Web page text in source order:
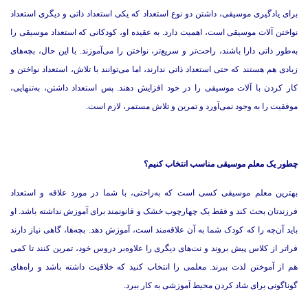
برای یادگیری موسیقی، داشتن دو نوع استعداد که یکی استعداد ذاتی و دیگری استعداد
نواختن آلات موسیقی است، اهمیت دارد. به عقیده او، کودکانی که استعداد موسیقی را
به‌طور ذاتی دارا باشند، راحت‌تر و سریع‌تر، نواختن را می‌آموزند. با این حال، بچه‌های
زیادی هم هستند که حتی استعداد ذاتی ندارند، اما می‌توانند با تلاش، استعداد نواختن و
کار کردن با آلات موسیقی را در خود افزایش دهند. پس استعداد داشتن، به‌تنهایی،
موفقیت را به وجود نمی‌آورد و تمرین و تلاش مستمر، لازم است.
چطور یک معلم موسیقی مناسب انتخاب کنیم؟
بهترین معلم موسیقی کسی است که به‌راحتی، با شما در مورد علاقه و استعداد
فرزندتان بحث کند و فقط یک چهارچوب خشک و قانونمند برای آموزش نداشته باشد. او
باید آن‌چه را که کودک شما به آن علاقه‌مند است، آموزش دهد. بچه‌ها، گاهی نیاز دارند
فراتر از کلاس پیش بروند و نت‌های دیگری را علاوه‌بر دروس خود، تمرین کنند تا کمی
هم از آموختن لذت ببرند. معلمی را انتخاب کنید که خلاقیت داشته باشد و راه‌های
گوناگونی برای شاد کردن محیط آموزشی به کار ببرد.